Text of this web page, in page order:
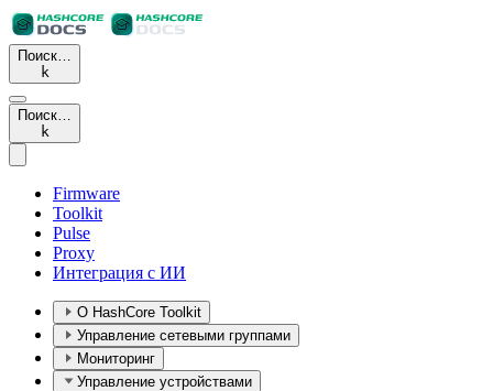
Поиск…
k
Поиск…
k
Firmware
Toolkit
Pulse
Proxy
Интеграция с ИИ
О HashCore Toolkit
Управление сетевыми группами
Мониторинг
Управление устройствами